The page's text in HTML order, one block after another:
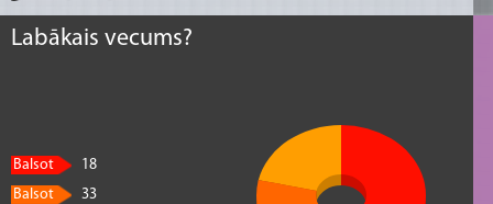
Labākais vecums?
Balsot
18
Balsot
33